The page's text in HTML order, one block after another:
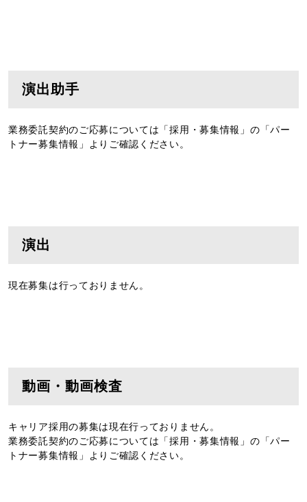
演出助手
業務委託契約のご応募については「採用・募集情報」の「パー
トナー募集情報」よりご確認ください。
演出
現在募集は行っておりません。
動画・動画検査
キャリア採用の募集は現在行っておりません。
業務委託契約のご応募については「採用・募集情報」の「パー
トナー募集情報」よりご確認ください。